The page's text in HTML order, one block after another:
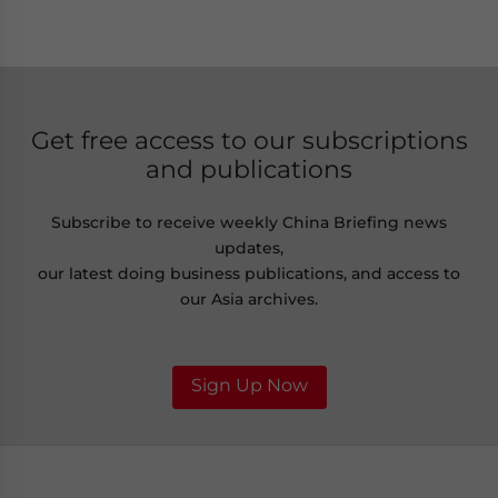
Get free access to our subscriptions
and publications
Subscribe to receive weekly China Briefing news
updates,
our latest doing business publications, and access to
our Asia archives.
Sign Up Now